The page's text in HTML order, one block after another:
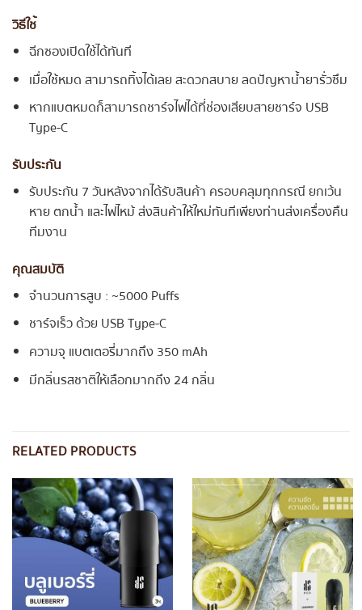
วิธีใช้
ฉีกซองเปิดใช้ได้ทันที
เมื่อใช้หมด สามารถทิ้งได้เลย สะดวกสบาย ลดปัญหาน้ำยารั่วซึม
หากแบตหมดก็สามารถชาร์จไฟได้ที่ช่องเสียบสายชาร์จ USB
Type-C
รับประกัน
รับประกัน 7 วันหลังจากได้รับสินค้า ครอบคลุมทุกกรณี ยกเว้น
หาย ตกน้ำ และไฟไหม้ ส่งสินค้าให้ใหม่ทันทีเพียงท่านส่งเครื่องคืน
ทีมงาน
คุณสมบัติ
จำนวนการสูบ : ~5000 Puffs
ชาร์จเร็ว ด้วย USB Type-C
ความจุ แบตเตอรี่มากถึง 350 mAh
มีกลิ่นรสชาติให้เลือกมากถึง 24 กลิ่น
RELATED PRODUCTS